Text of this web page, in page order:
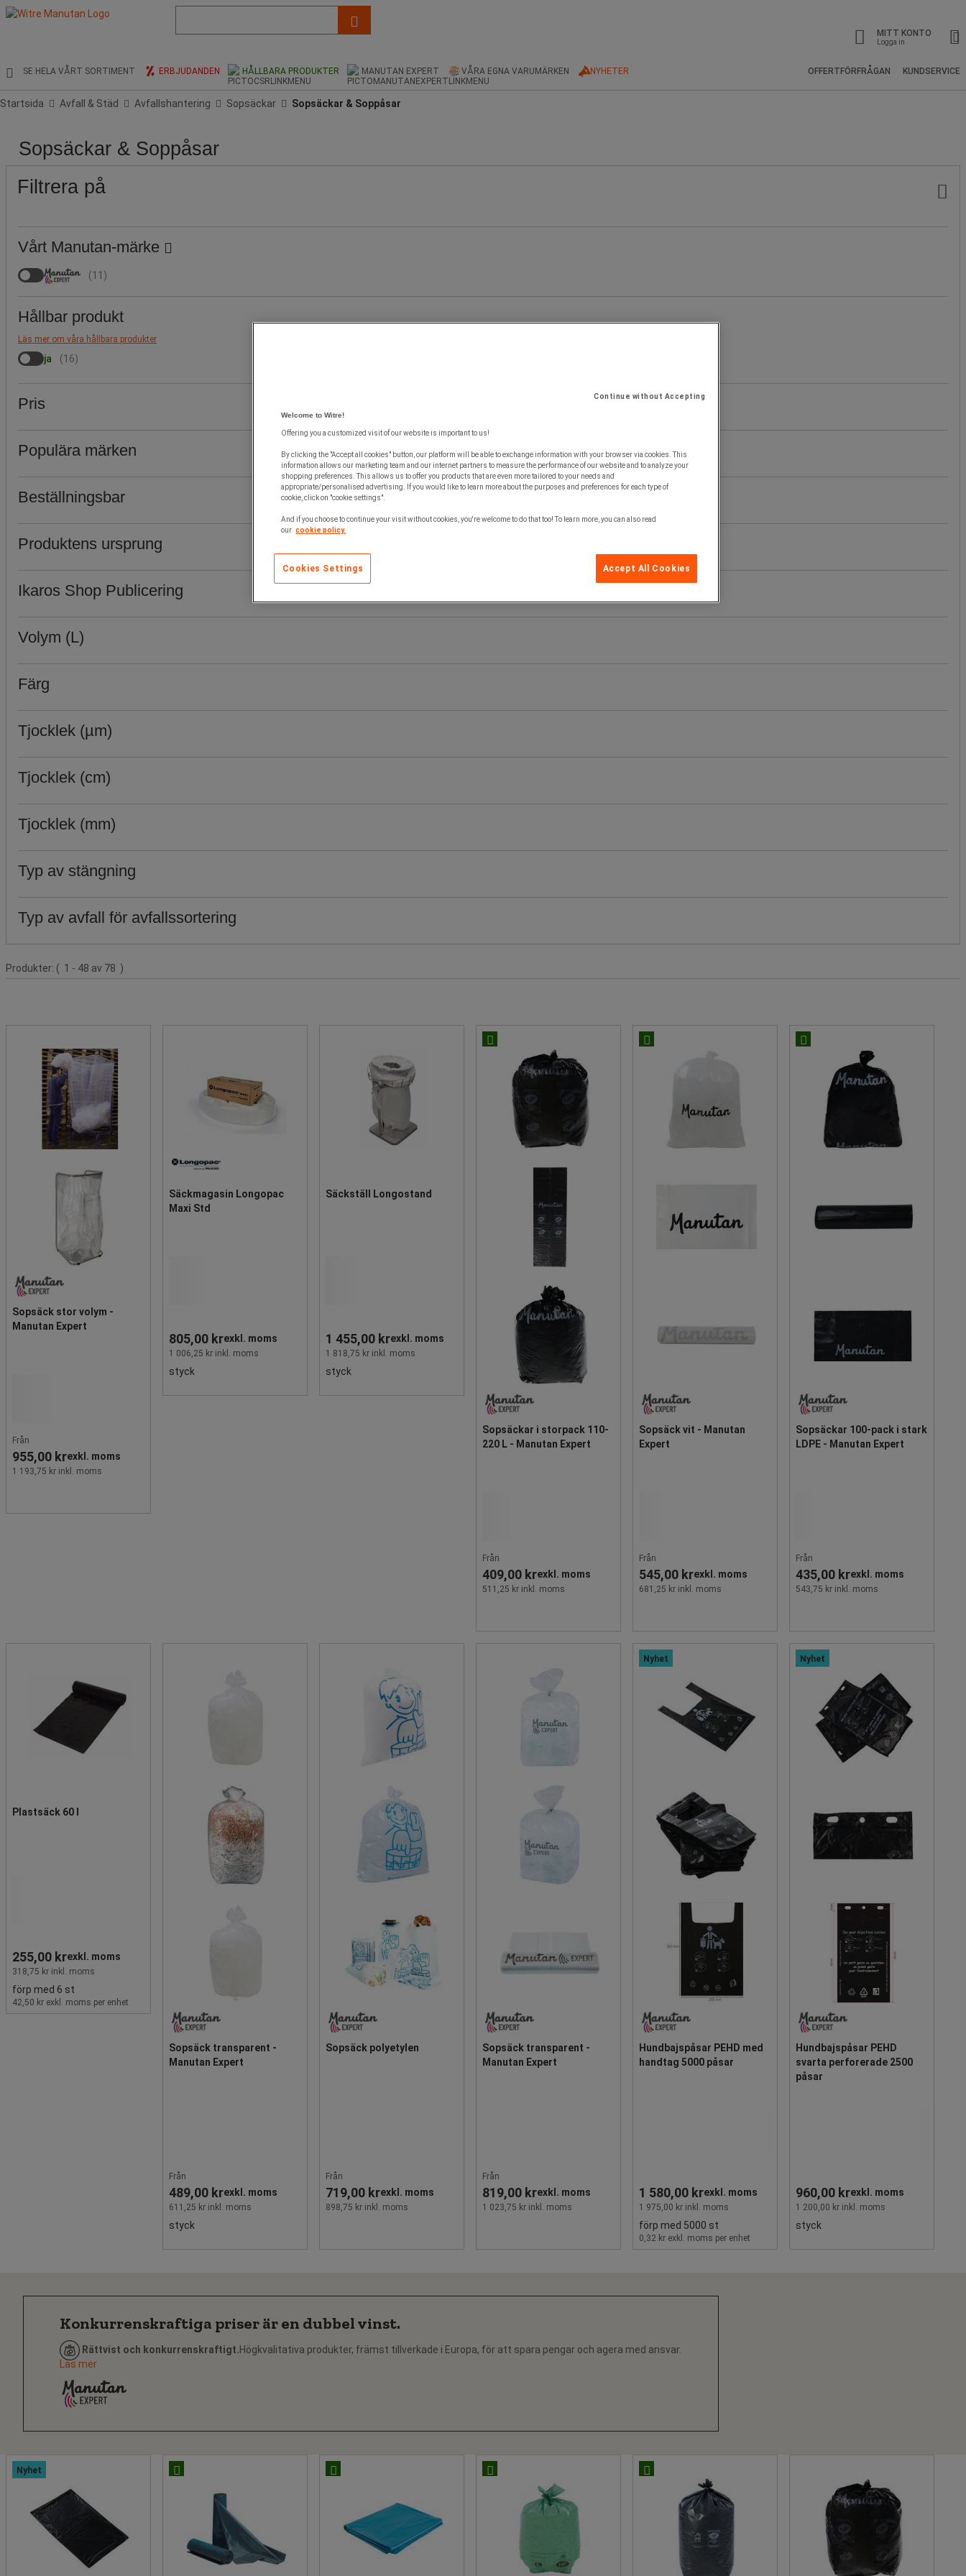
och
MITT KONTO
Logga in
SE HELA VÅRT SORTIMENT ERBJUDANDEN HÅLLBARA PRODUKTER MANUTAN EXPERT VÅRA EGNA VARUMÄRKEN NYHETER OFFERTFÖRFRÅGAN KUNDSERVICE
Startsida Avfall & Städ Avfallshantering Sopsäckar Sopsäckar & Soppåsar
Sopsäckar & Soppåsar
Filtrera på
Vårt Manutan-märke
(11)
Hållbar produkt
Läs mer om våra hållbara produkter
ja (16)
Pris
Pris
Populära
märken
Populära märken
Stock
Beställningsbar
Produktens
ursprung
Produktens ursprung
Ikaros
Shop
Publicering
Ikaros Shop Publicering
Volym
Volym (L)
Färg
Färg
Tjocklek
(µm)
Tjocklek (µm)
Tjocklek
(cm)
Tjocklek (cm)
Tjocklek
(mm)
Tjocklek (mm)
Typ
stängning
Typ av stängning
Typ
avfall
för
Typ av avfall för avfallssortering
Produktlista
Produkter: ( 1 - 48 av 78 )
Sopsäck stor volym -
Manutan Expert
Från
955,00 krexkl. moms
1 193,75 kr inkl. moms
Säckmagasin Longopac
Maxi Std
805,00 krexkl. moms
1 006,25 kr inkl. moms
styck
Säckställ Longostand
1 455,00 krexkl. moms
1 818,75 kr inkl. moms
styck
Sopsäckar i storpack 110-
220 L - Manutan Expert
Från
409,00 krexkl. moms
511,25 kr inkl. moms
Sopsäck vit - Manutan
Expert
Från
545,00 krexkl. moms
681,25 kr inkl. moms
Sopsäckar 100-pack i stark
LDPE - Manutan Expert
Från
435,00 krexkl. moms
543,75 kr inkl. moms
Plastsäck 60 l
255,00 krexkl. moms
318,75 kr inkl. moms
förp med 6 st
42,50 kr exkl. moms per enhet
Sopsäck transparent -
Manutan Expert
Från
489,00 krexkl. moms
611,25 kr inkl. moms
styck
Sopsäck polyetylen
Från
719,00 krexkl. moms
898,75 kr inkl. moms
Sopsäck transparent -
Manutan Expert
Från
819,00 krexkl. moms
1 023,75 kr inkl. moms
Nyhet
Hundbajspåsar PEHD med
handtag 5000 påsar
1 580,00 krexkl. moms
1 975,00 kr inkl. moms
förp med 5000 st
0,32 kr exkl. moms per enhet
Nyhet
Hundbajspåsar PEHD
svarta perforerade 2500
påsar
960,00 krexkl. moms
1 200,00 kr inkl. moms
styck
Konkurrenskraftiga priser är en dubbel vinst.
Rättvist och konkurrenskraftigt.Högkvalitativa produkter, främst tillverkade i Europa, för att spara pengar och agera med ansvar.
Läs mer
Nyhet
Continue without Accepting
Welcome to Witre!
Offering you a customized visit of our website is important to us!
By clicking the "Accept all cookies" button, our platform will be able to exchange information with your browser via cookies. This
information allows our marketing team and our internet partners to measure the performance of our website and to analyze your
shopping preferences. This allows us to offer you products that are even more tailored to your needs and
appropriate/personalised advertising. If you would like to learn more about the purposes and preferences for each type of
cookie, click on "cookie settings".
And if you choose to continue your visit without cookies, you're welcome to do that too! To learn more, you can also read
our cookie policy.
Accept All Cookies
Cookies Settings